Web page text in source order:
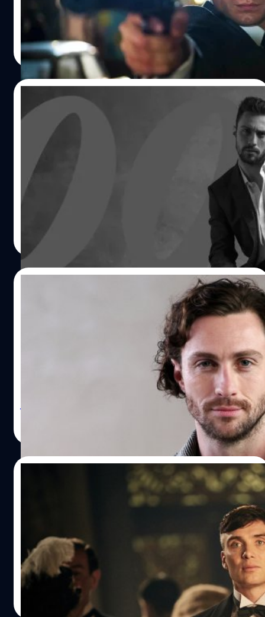
ปรีดี ฤกษ์วลีกุล| 840 days ago
Read More
Aaron Taylor-Johnson สยบข่าวลือ ยังไม่
เจรจารับบท James Bond คนใหม่ แง้ม ตอนนี้
สนใจแต่บทบาทของตัวเอง
สยบข่าวลือ! แอรอน เทย์เลอร์-จอห์นสัน Aaron Taylor-
Johnson ยังไม่เจรจารับบท James Bond คนใหม่ เจ้าตัวเผย
ตอนนี้สนใจแต่บทบาทของตัวเอง แต่แง้มไม่ปฏิเสธ
ประภาส อยู่เย็น
Read More
007 คนใหม่!? ลือหนัก Aaron Taylor-
Johnson กำลังจะเป็น ‘เจมส์ บอนด์’ คนต่อไป
ดูเหมือนการหาผู้สืบทอดบทยอดสายลับระดับตำนาน 007
หรือ เจมส์ บอนด์ ใกล้จะได้ข้อสรุปแล้ว หลังล่าสุดสื่อใน
อังกฤษเริ่มทยอยออกมาให้ข่าวว่า แอรอน เทย์เลอร์-จอห์น
สัน (Aaron Taylor-Johnson) นักแสดงอังกฤษวัย 33 ปี
เตรียมได้รับบทนี้ต่อจาก 007 คนก่อนอย่าง แดเนียล เครก
(Daniel Craig) แม้ผลสำรวจเมื่อเร็ว ๆ นี้จะชี้ให้เห็นว่า อิดริส
เอลบา (Idris Elba) นักแสดงผิวดำรุ่นใหญ่วัย 51 ปี ยังคงเป็น
ตัวเลือกอันดับหนึ่งของสาธารณชนสำหรับบทบาทนี้ แต่แหล่ง
ข่าวรายหนึ่งของ The Sun สื่อแนวเต้าข่าวของแดนผู้ดี ออกมา
ให้ข้อมูลใหม่ว่า “บทบอนด์จะตกเป็นของอารอน หากเขา
ต้องการมัน ข้อเสนออย่างเป็นทางการอยู่บนโต๊ะแล้ว และทาง
ผู้สร้างกำลังรอการตอบกลับ” นอกจากนี้ยังมีการระบุด้วยว่า
เทย์เลอร์-จอห์นสันเตรียมจะเซ็นสัญญาที่ว่าภายในสัปดาห์นี้
“แอรอนกำลังจะเซ็นสัญญาในอีกไม่กี่วันข้างหน้า และพวกเขา
(EON Production) จะเตรียมพร้อมสำหรับการประกาศครั้ง
ใหญ่” นับตั้งแต่เครกวางมือไป ชื่อของเทย์เลอร์-จอห์นสันถือ
เป็นตัวเต็งอันดับต้น ๆ สำหรับบทบาทนี้ ซึ่งเขาเคยให้สัมภาษณ์
กับนิตยสาร Numero หลังถูกถามว่า คุณรู้สึกอย่างไรที่คนดู
อยากเห็นคุณเป็น…
Pierce Brosnan คิดว่า Cillian Murphy จะ
BBC ได้เปิดเผยคำให้สัมภาษณ์ของ เพียร์ซ บรอสแนน ที่คิดว่า
คิลเลียน เมอร์ฟี ควรจะเป็นสายลับ เจมส์ บอนด์ คนต่อไป
ปรีดี ฤกษ์วลีกุล| 880 days ago